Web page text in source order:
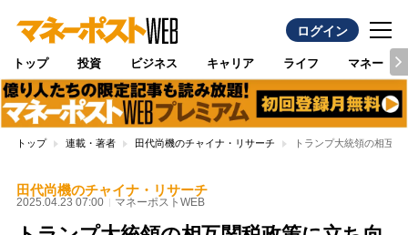
ログイン
トップ 投資 ビジネス キャリア ライフ マネー
トップ 連載・著者 田代尚機のチャイナ・リサーチ トランプ大統領の相互
田代尚機のチャイナ・リサーチ
2025.04.23 07:00 マネーポストWEB